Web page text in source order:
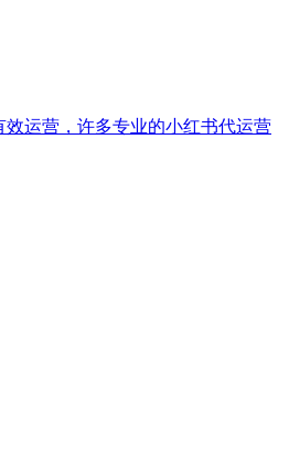
运营，许多专业的小红书代运营